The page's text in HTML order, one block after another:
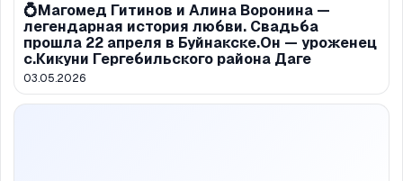
💍Магомед Гитинов и Алина Воронина —
легендарная история любви. Свадьба
прошла 22 апреля в Буйнакске.Он — уроженец
с.Кикуни Гергебильского района Даге
03.05.2026